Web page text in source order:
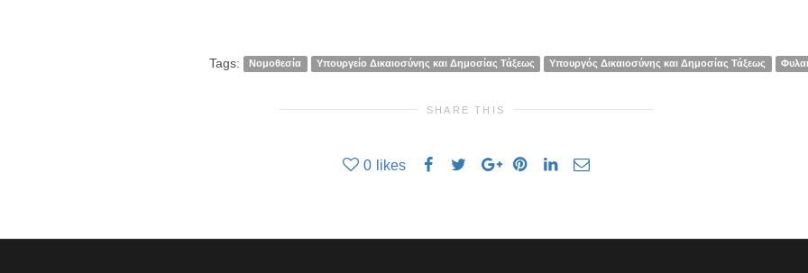
Tags: Νομοθεσία Υπουργείο Δικαιοσύνης και Δημοσίας Τάξεως Υπουργός Δικαιοσύνης και Δημοσίας Τάξεως
SHARE THIS
0 likes